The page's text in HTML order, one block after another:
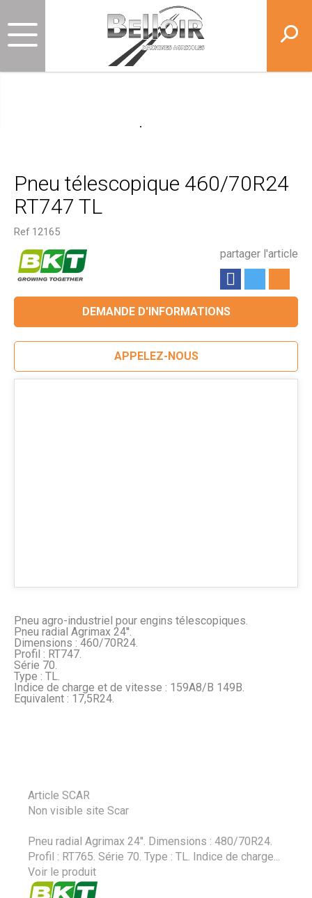
Pneu télescopique 460/70R24
RT747 TL
Ref 12165
partager l'article
Pneu agro-industriel pour engins télescopiques.
Pneu radial Agrimax 24''.
Dimensions : 460/70R24.
Profil : RT747.
Série 70.
Type : TL.
Indice de charge et de vitesse : 159A8/B 149B.
Equivalent : 17,5R24.
DEMANDE D'INFORMATIONS
APPELEZ-NOUS
Article SCAR
Non visible site Scar
Pneu radial Agrimax 24''. Dimensions : 480/70R24.
Profil : RT765. Série 70. Type : TL. Indice de charge...
Voir le produit